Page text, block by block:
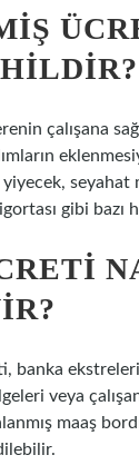
çalışana
seyahat
gibi bazı
banka
veya
maaş